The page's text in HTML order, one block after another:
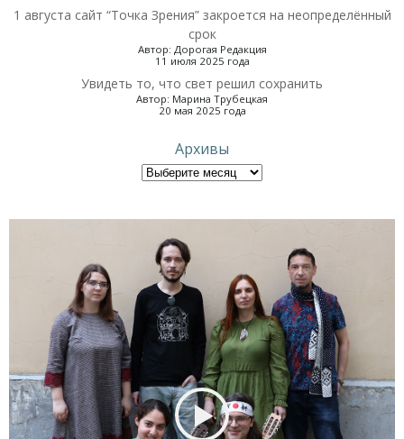
1 августа сайт “Точка Зрения” закроется на неопределённый
срок
Автор: Дорогая Редакция
11 июля 2025 года
Увидеть то, что свет решил сохранить
Автор: Марина Трубецкая
20 мая 2025 года
Архивы